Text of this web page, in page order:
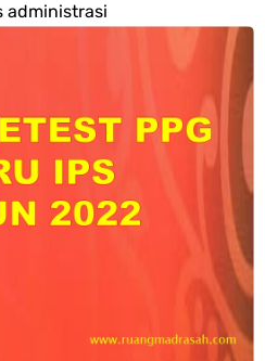
(GWS) Untuk Guru Madrasah
MI Kurikulum Merdeka Tahun 2026
2 Kurikulum Merdeka Tahun
SD/MI Tahun 2026 Lengkap
Refleksi Modul Pedagogik SKI
administrasi